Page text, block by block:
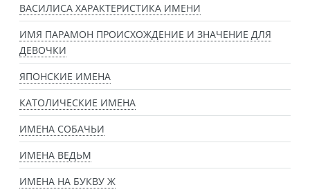
ВАСИЛИСА ХАРАКТЕРИСТИКА ИМЕНИ
ИМЯ ПАРАМОН ПРОИСХОЖДЕНИЕ И ЗНАЧЕНИЕ ДЛЯ
ДЕВОЧКИ
ЯПОНСКИЕ ИМЕНА
КАТОЛИЧЕСКИЕ ИМЕНА
ИМЕНА СОБАЧЬИ
ИМЕНА ВЕДЬМ
ИМЕНА НА БУКВУ Ж